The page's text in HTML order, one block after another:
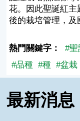
花。因此聖誕紅
後的栽培管理，及
熱門關鍵字： #聖
#品種 #種 #盆栽
最新消息